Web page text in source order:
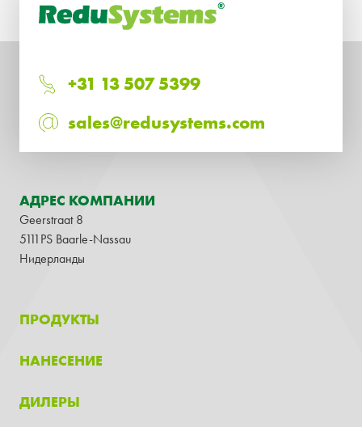
+31 13 507 5399
sales@redusystems.com
АДРЕС КОМПАНИИ
Geerstraat 8
5111PS Baarle-Nassau
Нидерланды
ПРОДУКТЫ
НАНЕСЕНИЕ
ДИЛЕРЫ